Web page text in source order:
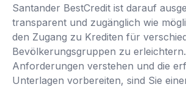
Santander BestCredit ist darauf
transparent und zugänglich wie
den Zugang zu Krediten für
Bevölkerungsgruppen zu
Anforderungen verstehen und die
Unterlagen vorbereiten, sind Sie